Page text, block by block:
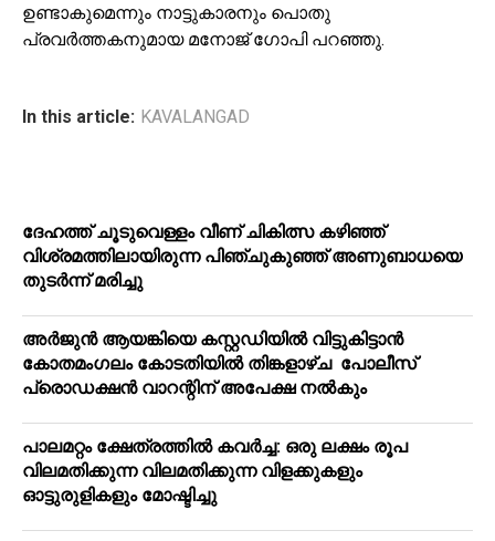
ഉണ്ടാകുമെന്നും നാട്ടുകാരനും പൊതു
പ്രവർത്തകനുമായ മനോജ് ഗോപി പറഞ്ഞു.
In this article: KAVALANGAD
ദേഹത്ത് ചൂടുവെള്ളം വീണ് ചികിത്സ കഴിഞ്ഞ്
വിശ്രമത്തിലായിരുന്ന പിഞ്ചുകുഞ്ഞ് അണുബാധയെ
തുടര്‍ന്ന് മരിച്ചു
അര്‍ജുന്‍ ആയങ്കിയെ കസ്റ്റഡിയില്‍ വിട്ടുകിട്ടാന്‍
കോതമംഗലം കോടതിയില്‍ തിങ്കളാഴ്ച പോലീസ്
പ്രൊഡക്ഷന്‍ വാറന്റിന് അപേക്ഷ നല്‍കും
പാലമറ്റം ക്ഷേത്രത്തില്‍ കവര്‍ച്ച: ഒരു ലക്ഷം രൂപ
വിലമതിക്കുന്ന വിലമതിക്കുന്ന വിളക്കുകളും
ഓട്ടുരുളികളും മോഷ്ടിച്ചു